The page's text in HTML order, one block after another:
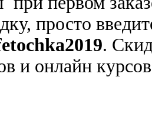
просто
.
и онлайн